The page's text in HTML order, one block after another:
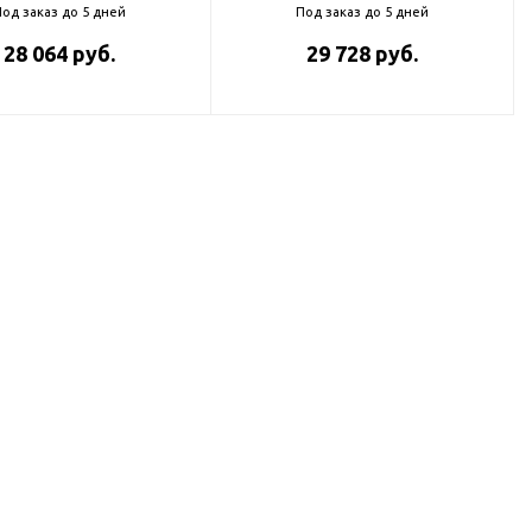
заказ до 5 дней
28 064 руб.
Под заказ до 5 дней
29 728 руб.